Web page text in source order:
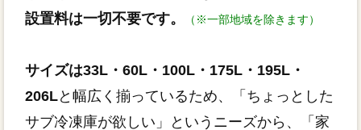
設置料は一切不要です。
（※一部地域を除きます）
サイズは33L・60L・100L・175L・195L・
206Lと幅広く揃っているため、「ちょっとした
サブ冷凍庫が欲しい」というニーズから、「家